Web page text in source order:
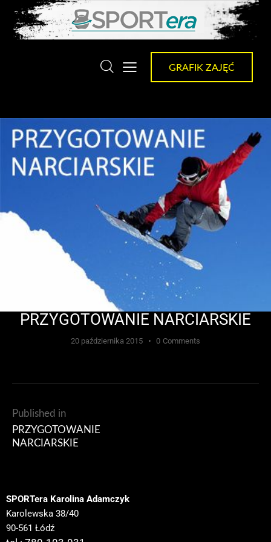
GRAFIK ZAJĘĆ
PRZYGOTOWANIE NARCIARSKIE
20 października 2015 0 Comments
Published in
PRZYGOTOWANIE
NARCIARSKIE
SPORTera Karolina Adamczyk
Karolewska 38/40
90-561 Łódź